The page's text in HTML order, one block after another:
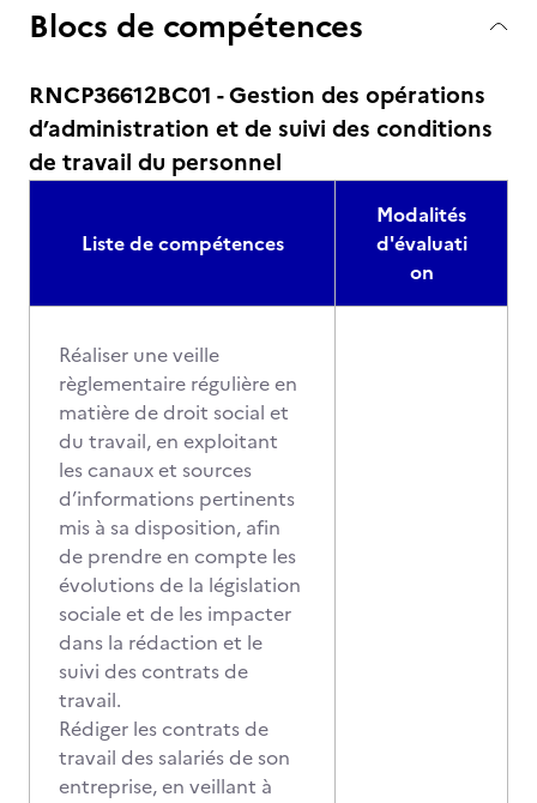
Blocs de compétences
RNCP36612BC01 - Gestion des opérations
d’administration et de suivi des conditions
de travail du personnel
Liste de compétences
Modalités
d'évaluati
on
Réaliser une veille
règlementaire régulière en
matière de droit social et
du travail, en exploitant
les canaux et sources
d’informations pertinents
mis à sa disposition, afin
de prendre en compte les
évolutions de la législation
sociale et de les impacter
dans la rédaction et le
suivi des contrats de
travail.
Rédiger les contrats de
travail des salariés de son
entreprise, en veillant à